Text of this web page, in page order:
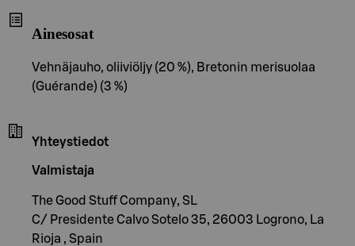
Ainesosat
Vehnäjauho, oliiviöljy (20 %), Bretonin merisuolaa
(Guérande) (3 %)
Yhteystiedot
Valmistaja
The Good Stuff Company, SL
C/ Presidente Calvo Sotelo 35, 26003 Logrono, La
Rioja , Spain